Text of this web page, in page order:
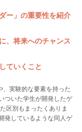
ー」の重要性を紹介
、将来へのチャンス
ていくこと
、実験的な要素を持った
ついた学生が開発したゲ
区別もまったくありま
発しているような同人ゲ